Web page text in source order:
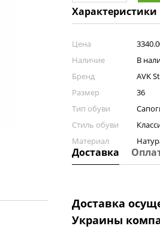
Характеристики
Цена
Наличие
В
Бренд
AVK
Размер
36
Тип обуви
Стиль обуви
Материал
Доставка
Доставка
Украины